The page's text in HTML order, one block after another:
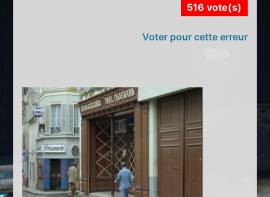
516 vote(s)
Voter pour cette erreur